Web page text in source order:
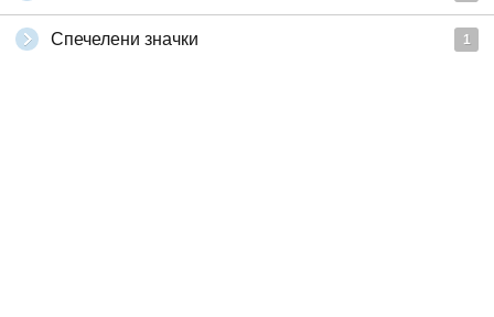
Спечелени значки 1